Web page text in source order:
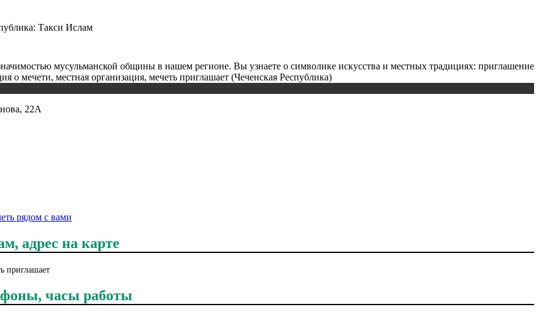
Такси Ислам
мусульманской общины в нашем регионе. Вы узнаете о символике искусства и местных традициях: приглашение
о мечети, местная организация, мечеть приглашает (Чеченская Республика)
22А
рядом с вами
адрес на карте
приглашает
часы работы